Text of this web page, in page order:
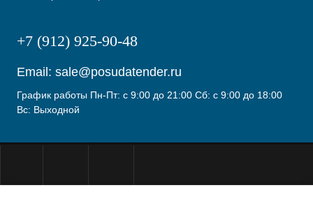
+7 (912) 925-90-48
Email: sale@posudatender.ru
График работы Пн-Пт: с 9:00 до 21:00 Сб: с 9:00 до 18:00
Вс: Выходной